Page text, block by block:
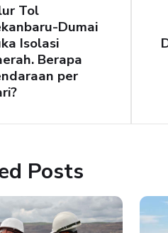
Tol
Dumai
Isolasi
Berapa
per
Posts